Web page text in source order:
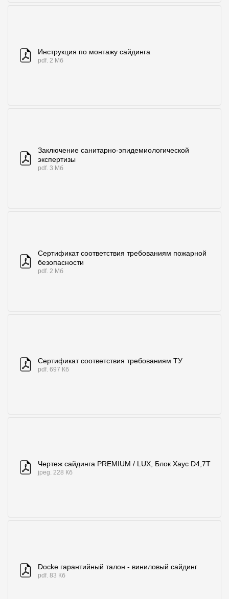
Инструкция по монтажу сайдинга
pdf. 2 Мб
Заключение санитарно-эпидемиологической
экспертизы
pdf. 3 Мб
Сертификат соответствия требованиям пожарной
безопасности
pdf. 2 Мб
Сертификат соответствия требованиям ТУ
pdf. 697 Кб
Чертеж сайдинга PREMIUM / LUX, Блок Хаус D4,7T
jpeg. 228 Кб
Docke гарантийный талон - виниловый сайдинг
pdf. 83 Кб